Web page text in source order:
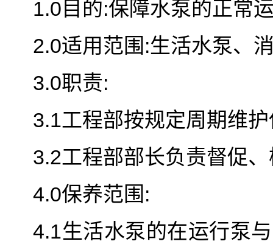
1.0目的:保障水泵的正常
2.0适用范围:生活水泵、
3.0职责:
3.1工程部按规定周期维
3.2工程部部长负责督促
4.0保养范围:
4.1生活水泵的在运行泵